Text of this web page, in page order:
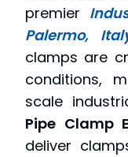
premier
Palermo,
clamps are
conditions,
scale
Pipe Clamp
deliver